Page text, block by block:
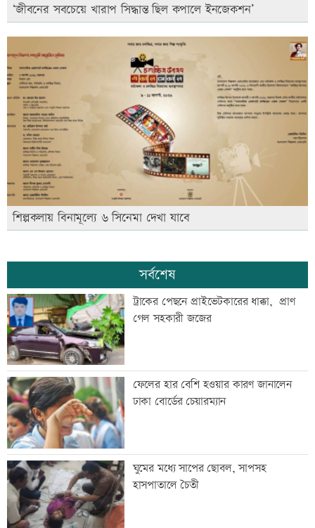
‘জীবনের সবচেয়ে খারাপ সিদ্ধান্ত ছিল কপালে ইনজেকশন’
শিল্পকলায় বিনামূল্যে ৬ সিনেমা দেখা যাবে
সর্বশেষ
ট্রাকের পেছনে প্রাইভেটকারের ধাক্কা, প্রাণ
গেল সহকারী জজের
ফেলের হার বেশি হওয়ার কারণ জানালেন
ঢাকা বোর্ডের চেয়ারম্যান
ঘুমের মধ্যে সাপের ছোবল, সাপসহ
হাসপাতালে চৈতী